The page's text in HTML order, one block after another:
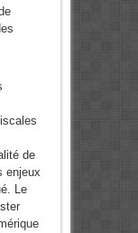
de
enjeux
Le